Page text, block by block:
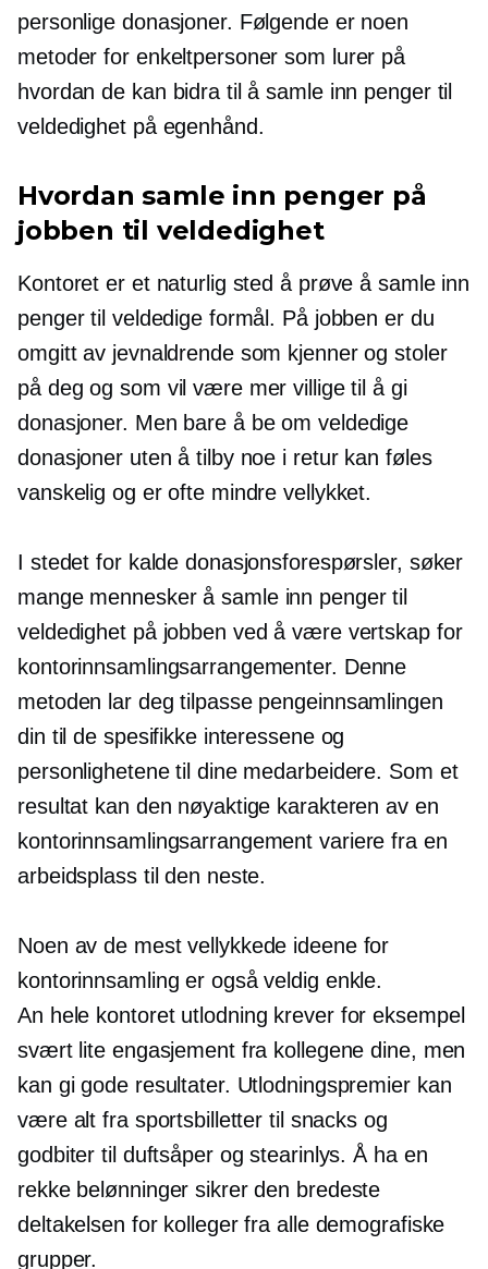
personlige donasjoner. Følgende er noen
metoder for enkeltpersoner som lurer på
hvordan de kan bidra til å samle inn penger til
veldedighet på egenhånd.
Hvordan samle inn penger på
jobben til veldedighet
Kontoret er et naturlig sted å prøve å samle inn
penger til veldedige formål. På jobben er du
omgitt av jevnaldrende som kjenner og stoler
på deg og som vil være mer villige til å gi
donasjoner. Men bare å be om veldedige
donasjoner uten å tilby noe i retur kan føles
vanskelig og er ofte mindre vellykket.
I stedet for kalde donasjonsforespørsler, søker
mange mennesker å samle inn penger til
veldedighet på jobben ved å være vertskap for
kontorinnsamlingsarrangementer. Denne
metoden lar deg tilpasse pengeinnsamlingen
din til de spesifikke interessene og
personlighetene til dine medarbeidere. Som et
resultat kan den nøyaktige karakteren av en
kontorinnsamlingsarrangement variere fra en
arbeidsplass til den neste.
Noen av de mest vellykkede ideene for
kontorinnsamling er også veldig enkle.
An hele kontoretutlodning krever for eksempel
svært lite engasjement fra kollegene dine, men
kan gi gode resultater. Utlodningspremier kan
være alt fra sportsbilletter til snacks og
godbiter til duftsåper og stearinlys. Å ha en
rekke belønninger sikrer den bredeste
deltakelsen for kolleger fra alle demografiske
grupper.